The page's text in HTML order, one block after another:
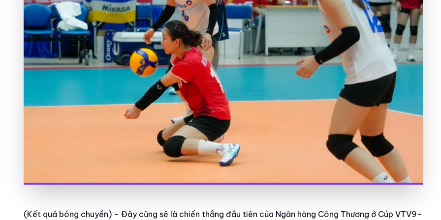
(Kết quả bóng chuyền) – Đây cũng sẽ là chiến thắng đầu tiên của Ngân hàng Công Thương ở Cúp VTV9-